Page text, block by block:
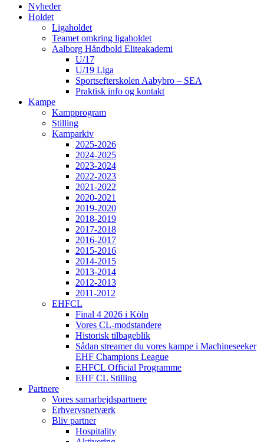
Nyheder
Holdet
Ligaholdet
Teamet omkring ligaholdet
Aalborg Håndbold Eliteakademi
U/17
U/19 Liga
Sportsefterskolen Aabybro – SEA
Praktisk info og kontakt
Kampe
Kampprogram
Stilling
Kamparkiv
2025-2026
2024-2025
2023-2024
2022-2023
2021-2022
2020-2021
2019-2020
2018-2019
2017-2018
2016-2017
2015-2016
2014-2015
2013-2014
2012-2013
2011-2012
EHFCL
Final 4 2026 i Köln
Vores CL-modstandere
Historisk tilbageblik
Sådan streamer du vores kampe i Machineseeker
EHF Champions League
EHFCL Official Programme
EHF CL Stilling
Partnere
Vores samarbejdspartnere
Erhvervsnetværk
Bliv partner
Hospitality